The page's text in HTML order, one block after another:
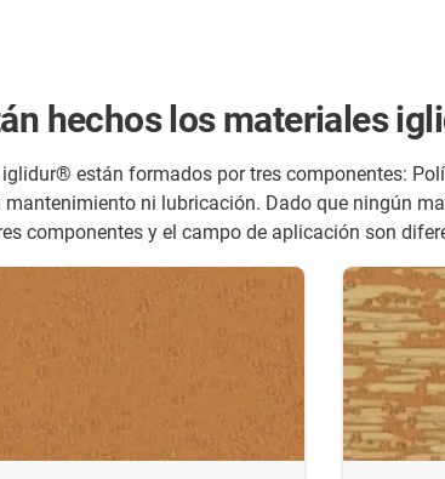
hechos los materiales
están formados por tres componentes:
ni lubricación. Dado que ningún
componentes y el campo de aplicación son